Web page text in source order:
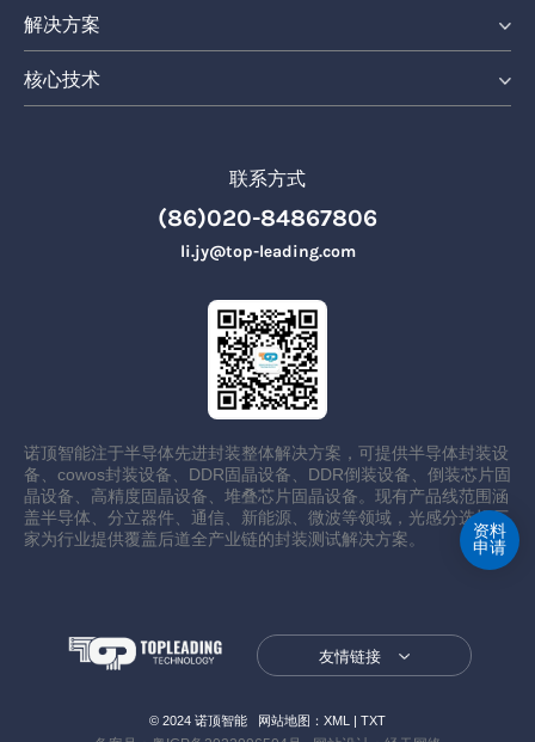
解决方案
核心技术
联系方式
(86)020-84867806
li.jy@top-leading.com
诺顶智能注于半导体先进封装整体解决方案，可提供半导体封装设
备、cowos封装设备、DDR固晶设备、DDR倒装设备、倒装芯片固
晶设备、高精度固晶设备、堆叠芯片固晶设备。现有产品线范围涵
盖半导体、分立器件、通信、新能源、微波等领域，光感分选机厂
家为行业提供覆盖后道全产业链的封装测试解决方案。
友情链接
© 2024 诺顶智能 网站地图： XML | TXT
资料
申请